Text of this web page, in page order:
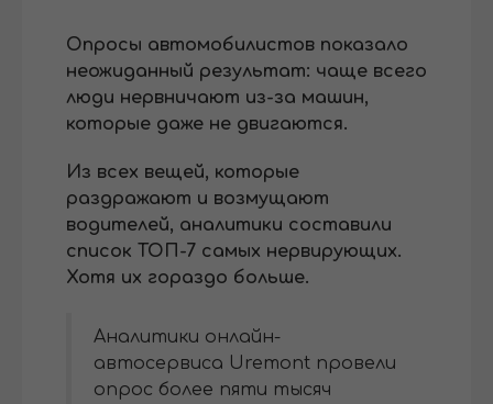
Опросы автомобилистов показало
неожиданный результат: чаще всего
люди нервничают из-за машин,
которые даже не двигаются.
Из всех вещей, которые
раздражают и возмущают
водителей, аналитики составили
список ТОП-7 самых нервирующих.
Хотя их гораздо больше.
Аналитики онлайн-
автосервиса Uremont провели
опрос более пяти тысяч